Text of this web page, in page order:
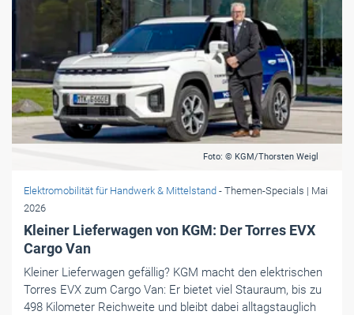
Foto: © KGM/Thorsten Weigl
Elektromobilität für Handwerk & Mittelstand - Themen-Specials | Mai
2026
Kleiner Lieferwagen von KGM: Der Torres EVX
Cargo Van
Kleiner Lieferwagen gefällig? KGM macht den elektrischen
Torres EVX zum Cargo Van: Er bietet viel Stauraum, bis zu
498 Kilometer Reichweite und bleibt dabei alltagstauglich